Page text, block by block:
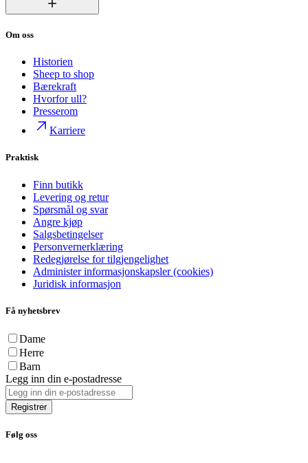
Om oss
Historien
Sheep to shop
Bærekraft
Hvorfor ull?
Presserom
Karriere
Praktisk
Finn butikk
Levering og retur
Spørsmål og svar
Angre kjøp
Salgsbetingelser
Personvernerklæring
Redegjørelse for tilgjengelighet
Administer informasjonskapsler (cookies)
Juridisk informasjon
Få nyhetsbrev
Dame
Herre
Barn
Legg inn din e-postadresse
Registrer
Følg oss